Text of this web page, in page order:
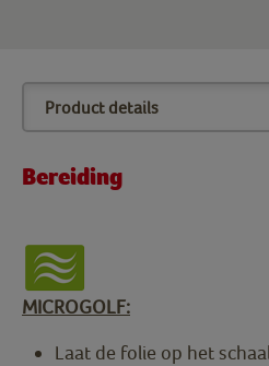
Bereiding
MICROGOLF:
Laat de folie op het